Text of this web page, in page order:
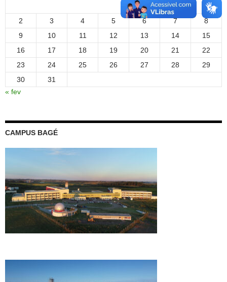
1
2
3 4 5 6 7
8
9
10 11 12 13 14
15
16
17 18 19 20 21
22
23
24 25 26 27 28
29
30
31
« fev
CAMPUS BAGÉ